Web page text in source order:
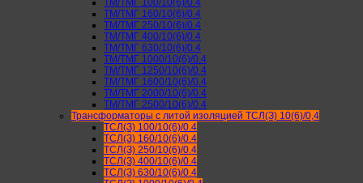
ТМ/ТМГ 160/10(6)/0.4
ТМ/ТМГ 250/10(6)/0.4
ТМ/ТМГ 400/10(6)/0.4
ТМ/ТМГ 630/10(6)/0.4
ТМ/ТМГ 1000/10(6)/0.4
ТМ/ТМГ 1250/10(6)/0.4
ТМ/ТМГ 1600/10(6)/0.4
ТМ/ТМГ 2000/10(6)/0.4
ТМ/ТМГ 2500/10(6)/0.4
Трансформаторы с литой изоляцией ТСЛ(З) 10(6)/0,4
ТСЛ(З) 100/10(6)/0.4
ТСЛ(З) 160/10(6)/0.4
ТСЛ(З) 250/10(6)/0.4
ТСЛ(З) 400/10(6)/0.4
ТСЛ(З) 630/10(6)/0.4